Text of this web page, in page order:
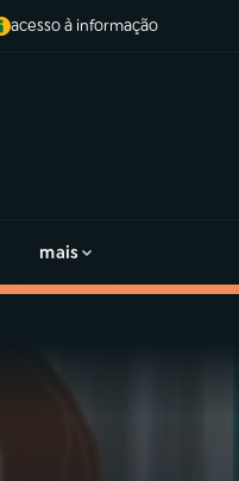
acesso à informação
mais